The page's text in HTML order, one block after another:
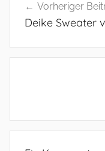
Vorheriger
Deike Sweater